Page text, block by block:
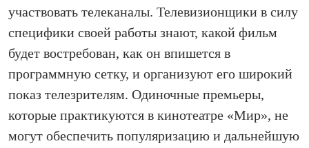
участвовать телеканалы. Телевизионщики в силу
специфики своей работы знают, какой фильм
будет востребован, как он впишется в
программную сетку, и организуют его широкий
показ телезрителям. Одиночные премьеры,
которые практикуются в кинотеатре «Мир», не
могут обеспечить популяризацию и дальнейшую